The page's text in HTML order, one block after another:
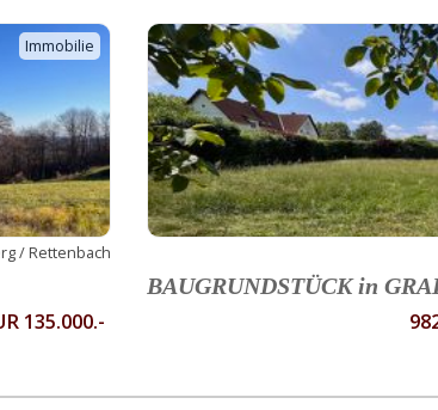
Immobilie
/ Rettenbach
135.000.-
BAUGRUNDSTÜCK in